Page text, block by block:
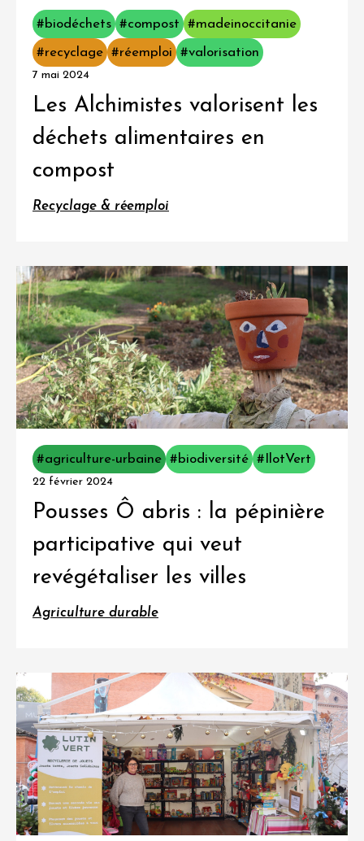
#biodéchets #compost #madeinoccitanie
#recyclage #réemploi #valorisation
7 mai 2024
Les Alchimistes valorisent les
déchets alimentaires en
compost
Recyclage & réemploi
#agriculture-urbaine #biodiversité #IlotVert
22 février 2024
Pousses Ô abris : la pépinière
participative qui veut
revégétaliser les villes
Agriculture durable